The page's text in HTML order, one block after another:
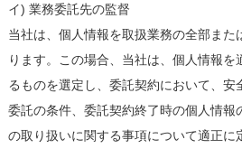
イ) 業務委託先の監督
当社は、個人情報を取扱業務の全部また
ります。この場合、当社は、個人情報
るものを選定し、委託契約において、安
委託の条件、委託契約終了時の個人情報
の取り扱いに関する事項について適正に